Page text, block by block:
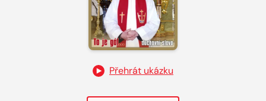
Přehrát ukázku